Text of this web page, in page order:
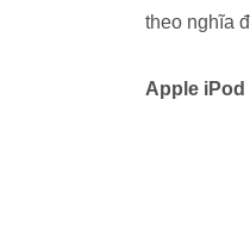
theo nghĩa
Apple iPod